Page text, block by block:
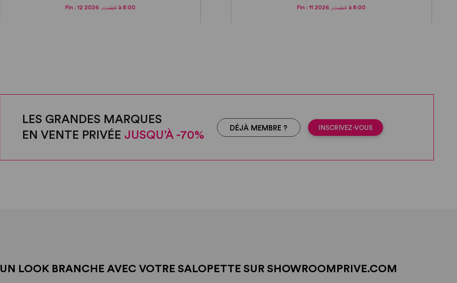
Fin : 12 غشت, 2026 à 8:00 Fin : 11 غشت, 2026 à 8:00
LES GRANDES MARQUES
EN VENTE PRIVÉE JUSQU’À -70%
DÉJÀ MEMBRE ? INSCRIVEZ-VOUS
UN LOOK BRANCHE AVEC VOTRE SALOPETTE SUR SHOWROOMPRIVE.COM